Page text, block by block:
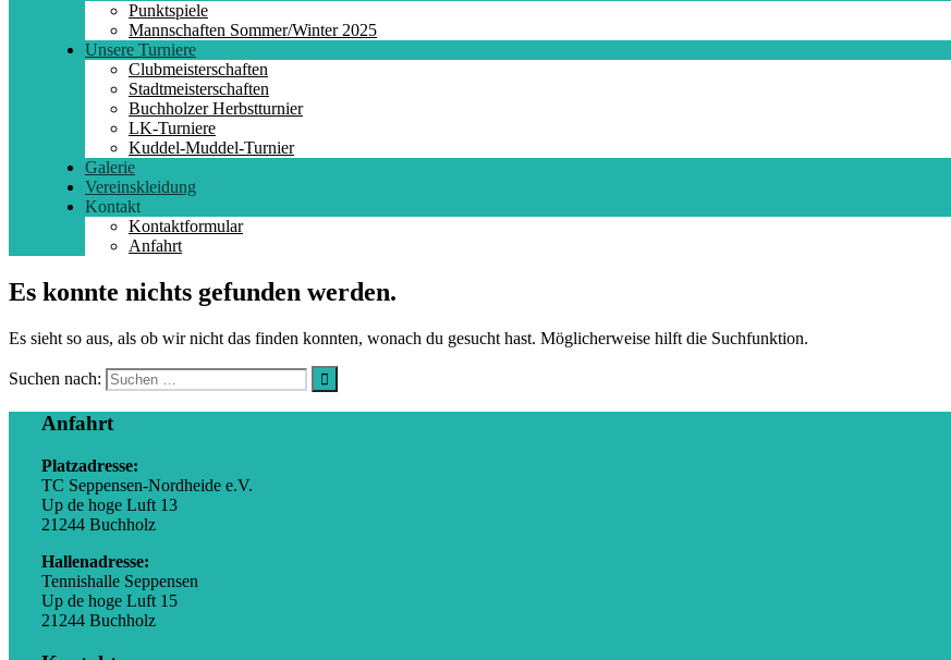
Punktspiele
Mannschaften Sommer/Winter 2025
Unsere Turniere
Clubmeisterschaften
Stadtmeisterschaften
Buchholzer Herbstturnier
LK-Turniere
Kuddel-Muddel-Turnier
Galerie
Vereinskleidung
Kontakt
Kontaktformular
Anfahrt
Es konnte nichts gefunden werden.
Es sieht so aus, als ob wir nicht das finden konnten, wonach du gesucht hast. Möglicherweise hilft die Suchfunktion.
Suchen nach:
Anfahrt
Platzadresse:
TC Seppensen-Nordheide e.V.
Up de hoge Luft 13
21244 Buchholz
Hallenadresse:
Tennishalle Seppensen
Up de hoge Luft 15
21244 Buchholz